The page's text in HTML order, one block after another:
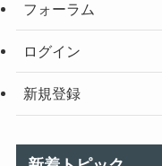
フォーラム
ログイン
新規登録